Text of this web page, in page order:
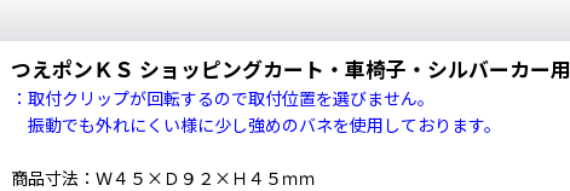
つえポンＫＳ ショッピングカート・車椅子・シルバーカー用
：取付クリップが回転するので取付位置を選びません。
振動でも外れにくい様に少し強めのバネを使用しております。
商品寸法：Ｗ４５×Ｄ９２×Ｈ４５ｍｍ